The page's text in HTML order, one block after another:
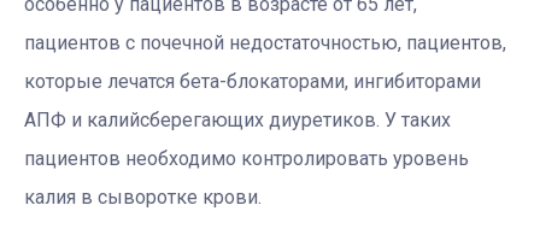
пациентов с почечной недостаточностью, пациентов,
которые лечатся бета-блокаторами, ингибиторами
АПФ и калийсберегающих диуретиков. У таких
пациентов необходимо контролировать уровень
калия в сыворотке крови.